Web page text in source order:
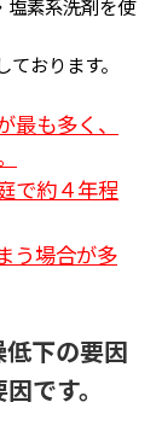
塩素系洗剤を使
おります。
も多く、
で約４年程
う場合が多
下の要因
です。